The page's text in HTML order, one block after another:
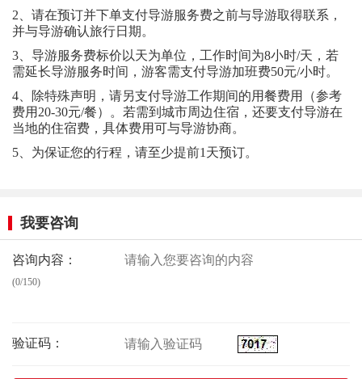
2、请在预订并下单支付导游服务费之前与导游取得联系，
并与导游确认旅行日期。
3、导游服务费标价以天为单位，工作时间为8小时/天，若
需延长导游服务时间，游客需支付导游加班费50元/小时。
4、除特殊声明，请另支付导游工作期间的用餐费用（参考
费用20-30元/餐）。若需到城市周边住宿，还要支付导游在
当地的住宿费，具体费用可与导游协商。
5、为保证您的行程，请至少提前1天预订。
我要咨询
咨询内容：
(0/150)
验证码：